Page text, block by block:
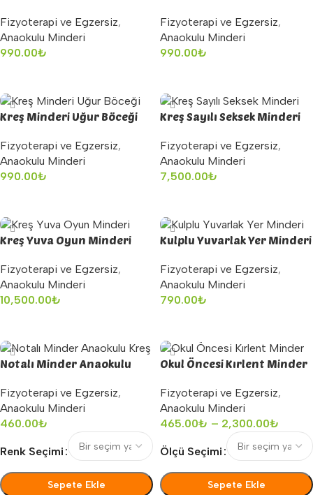
Fizyoterapi ve Egzersiz,
Anaokulu Minderi
990.00₺
Fizyoterapi ve Egzersiz,
Anaokulu Minderi
990.00₺
Kreş Minderi Uğur Böceği
Fizyoterapi ve Egzersiz,
Anaokulu Minderi
990.00₺
Kreş Sayılı Seksek Minderi
Fizyoterapi ve Egzersiz,
Anaokulu Minderi
7,500.00₺
Kreş Yuva Oyun Minderi
Fizyoterapi ve Egzersiz,
Anaokulu Minderi
10,500.00₺
Kulplu Yuvarlak Yer Minderi
Fizyoterapi ve Egzersiz,
Anaokulu Minderi
790.00₺
Notalı Minder Anaokulu
Fizyoterapi ve Egzersiz,
Anaokulu Minderi
460.00₺
Renk Seçimi
Sepete Ekle
Okul Öncesi Kırlent Minder
Fizyoterapi ve Egzersiz,
Anaokulu Minderi
465.00₺ – 2,300.00₺
Ölçü Seçimi
Sepete Ekle